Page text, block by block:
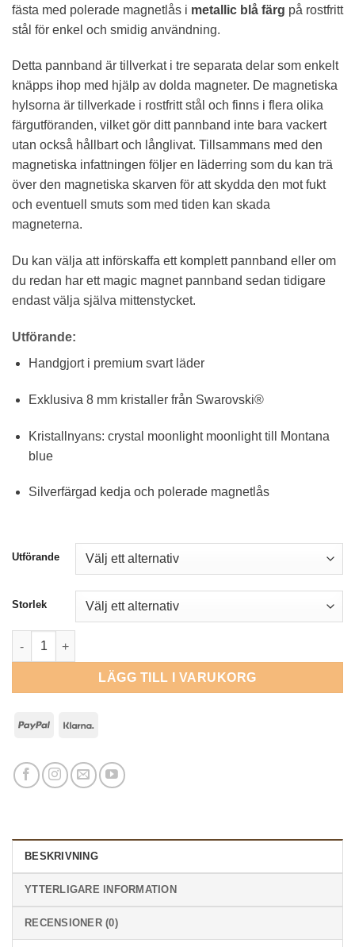
fästa med polerade magnetlås i metallic blå färg på rostfritt
stål för enkel och smidig användning.
Detta pannband är tillverkat i tre separata delar som enkelt
knäpps ihop med hjälp av dolda magneter. De magnetiska
hylsorna är tillverkade i rostfritt stål och finns i flera olika
färgutföranden, vilket gör ditt pannband inte bara vackert
utan också hållbart och långlivat. Tillsammans med den
magnetiska infattningen följer en läderring som du kan trä
över den magnetiska skarven för att skydda den mot fukt
och eventuell smuts som med tiden kan skada
magneterna.
Du kan välja att införskaffa ett komplett pannband eller om
du redan har ett magic magnet pannband sedan tidigare
endast välja själva mittenstycket.
Utförande:
Handgjort i premium svart läder
Exklusiva 8 mm kristaller från Swarovski®
Kristallnyans: crystal moonlight moonlight till Montana
blue
Silverfärgad kedja och polerade magnetlås
Utförande
Storlek
Pannband med Magic Magnetics - Montana Ignite mängd
LÄGG TILL I VARUKORG
PayPal
BESKRIVNING
YTTERLIGARE INFORMATION
RECENSIONER (0)